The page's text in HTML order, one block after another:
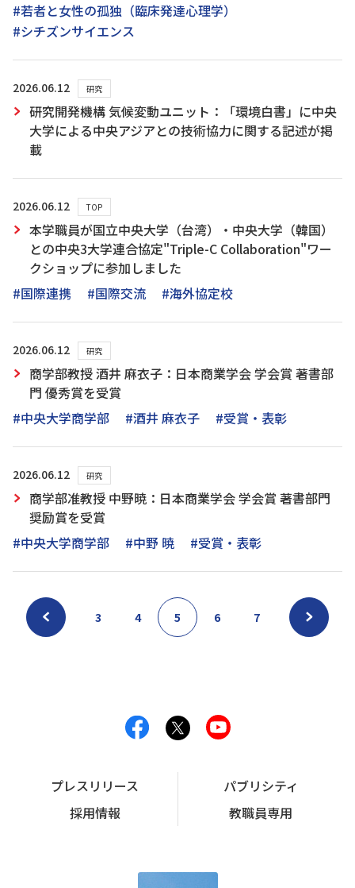
#若者と女性の孤独（臨床発達心理学）
#シチズンサイエンス
2026.06.12 研究
研究開発機構 気候変動ユニット：「環境白書」に中央
大学による中央アジアとの技術協力に関する記述が掲
載
2026.06.12 TOP
本学職員が国立中央大学（台湾）・中央大学（韓国）
との中央3大学連合協定"Triple-C Collaboration"ワー
クショップに参加しました
#国際連携
#国際交流 #海外協定校
2026.06.12 研究
商学部教授 酒井 麻衣子：日本商業学会 学会賞 著書部
門 優秀賞を受賞
#中央大学商学部
#酒井 麻衣子 #受賞・表彰
2026.06.12 研究
商学部准教授 中野暁：日本商業学会 学会賞 著書部門
奨励賞を受賞
#中央大学商学部
#中野 暁 #受賞・表彰
3 4 5 6 7
プレスリリース
パブリシティ
採用情報
教職員専用